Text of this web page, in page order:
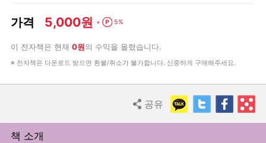
가격 5,000원 + Point
5%
이 전자책은 현재 0원의 수익을 올렸습니다.
※ 전자책은 다운로드 받으면 환불/취소가 불가합니다. 신중하게 구매해주세요.
Share
공유 KakaoTalkTwitter
책 소개